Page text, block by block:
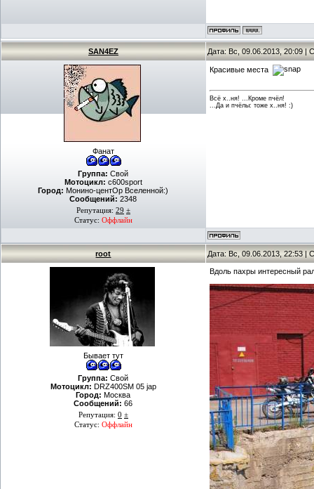
SAN4EZ Дата: Вс, 09.06.2013, 20:09 |
Фанат
Группа: Свой
Мотоцикл: c600sport
Город: Монино-центОр Вселенной:)
Сообщений: 2348
Репутация: 29 ±
Статус: Оффлайн
Красивые места
Всё х..ня! ...Кроме пчёл!
...Да и пчёлы: тоже х..ня! :)
root Дата: Вс, 09.06.2013, 22:53 |
Бывает тут
Группа: Свой
Мотоцикл: DRZ400SM 05 jap
Город: Москва
Сообщений: 66
Репутация: 0 ±
Статус: Оффлайн
Вдоль пахры интересный